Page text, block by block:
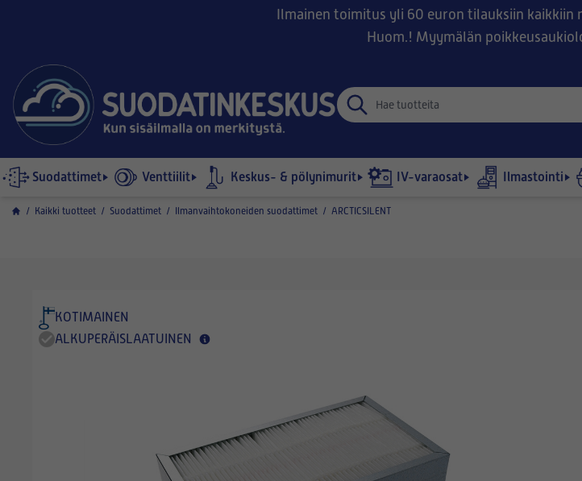
Ilmainen toimitus yli 60 euron tilauksiin
Huom.! Myymälän
Suodattimet Venttiilit Keskus- & pölynimurit IV-varaosat Ilmastointi
/ Kaikki tuotteet / Suodattimet / Ilmanvaihtokoneiden suodattimet / ARCTICSILENT
KOTIMAINEN
ALKUPERÄISLAATUINEN